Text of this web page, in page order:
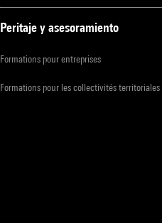
Peritaje y asesoramiento
Formations pour entreprises
Formations pour les collectivités territoriales